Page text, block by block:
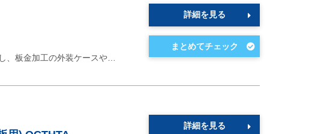
、板金加工の外装ケースや…
詳細を見る
詳細を見る